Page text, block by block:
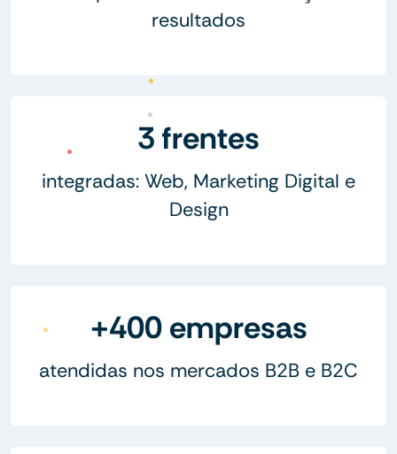
resultados
3 frentes
integradas: Web, Marketing Digital e
Design
+400 empresas
atendidas nos mercados B2B e B2C